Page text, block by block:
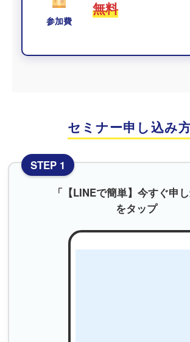
参加費
無料
セミナー申し込み
STEP 1
「【LINEで簡単】今すぐ申し
をタップ